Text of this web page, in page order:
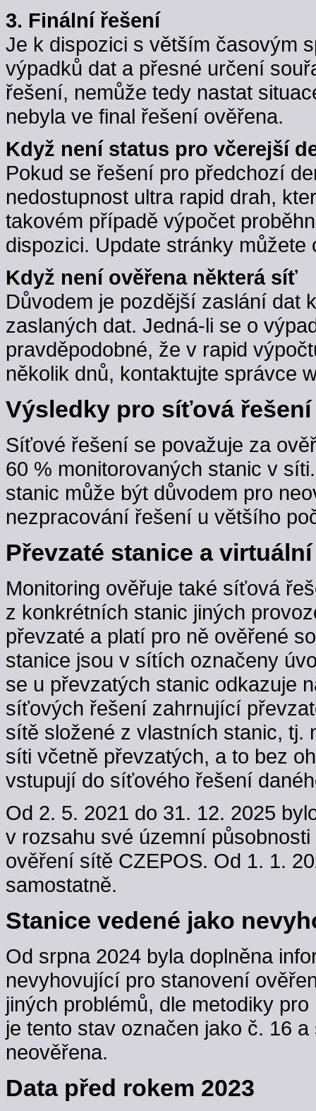
3. Finální řešení
Je k dispozici s větším časovým
výpadků dat a přesné určení
řešení, nemůže tedy nastat
nebyla ve final řešení ověřena.
Když není status pro včerejší
Pokud se řešení pro předchozí
nedostupnost ultra rapid drah,
takovém případě výpočet
dispozici. Update stránky
Když není ověřena některá síť
Důvodem je pozdější zaslání dat
zaslaných dat. Jedná-li se o
pravděpodobné, že v rapid
několik dnů, kontaktujte správce
Výsledky pro síťová řešení
Síťové řešení se považuje za
60 % monitorovaných stanic v
stanic může být důvodem pro
nezpracování řešení u většího
Převzaté stanice a
Monitoring ověřuje také síťová
z konkrétních stanic jiných
převzaté a platí pro ně ověřené
stanice jsou v sítích označeny
se u převzatých stanic odkazuje
síťových řešení zahrnující
sítě složené z vlastních stanic, tj.
síti včetně převzatých, a to bez
vstupují do síťového řešení
Od 2. 5. 2021 do 31. 12. 2025
v rozsahu své územní
ověření sítě CZEPOS. Od 1. 1.
samostatně.
Stanice vedené jako
Od srpna 2024 byla doplněna
nevyhovující pro stanovení
jiných problémů, dle metodiky
je tento stav označen jako č. 16
neověřena.
Data před rokem 2023